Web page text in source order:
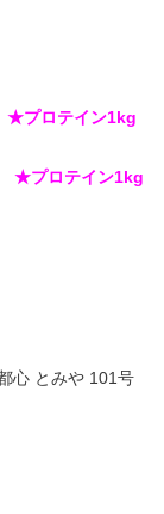
★プロテイン1kg
★プロテイン1kg
心 とみや 101号